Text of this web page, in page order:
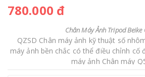
780.000 đ
Chân Máy Ảnh Tripod Beike
QZSD Chân máy ảnh kỹ thuật số
máy ảnh bền chắc có thể điều chỉnh cố
máy ảnh Chân máy